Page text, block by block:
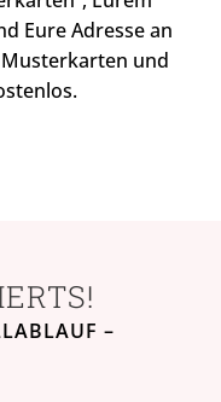
Eure Adresse an
und
–